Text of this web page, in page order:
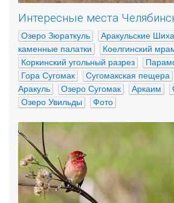
Интересные места
Озеро Зюраткуль Аракульские
каменные палатки
Коелгинский
Коркинский угольный разрез
Гора Сугомак
Сугомакская пещера
Аракуль
Озеро Сугомак Аркаим
Озеро Увильды
Фото